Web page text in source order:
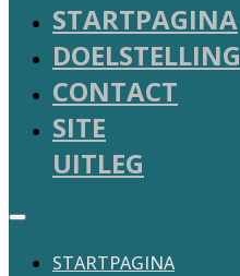
STARTPAGINA
DOELSTELLING
CONTACT
SITE
UITLEG
STARTPAGINA